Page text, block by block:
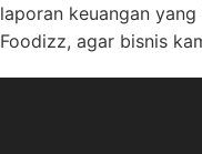
laporan keuangan
Foodizz, agar bisnis